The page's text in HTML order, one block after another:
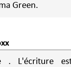
Green.
. L'écriture